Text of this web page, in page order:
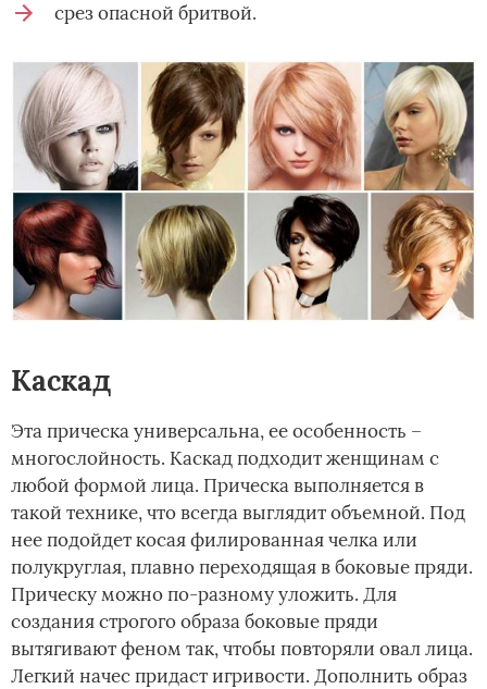
срез опасной бритвой.
Каскад
Эта прическа универсальна, ее особенность –
многослойность. Каскад подходит женщинам с
любой формой лица. Прическа выполняется в
такой технике, что всегда выглядит объемной. Под
нее подойдет косая филированная челка или
полукруглая, плавно переходящая в боковые пряди.
Прическу можно по-разному уложить. Для
создания строгого образа боковые пряди
вытягивают феном так, чтобы повторяли овал лица.
Легкий начес придаст игривости. Дополнить образ